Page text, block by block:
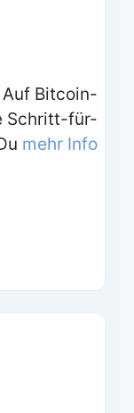
Bitcoin-
Schritt-für-
mehr Info